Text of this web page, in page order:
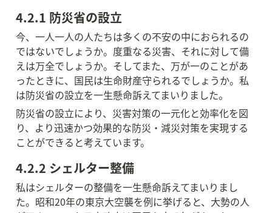
4.2.1 防災省の設立
今、一人一人の人たちは多くの不安の中におられるの
ではないでしょうか。度重なる災害、それに対して備
えは万全でしょうか。そしてまた、万が一のことがあ
ったときに、国民は生命財産守られるでしょうか。私
は防災省の設立を一生懸命訴えてまいりました。
防災省の設立により、災害対策の一元化と効率化を図
り、より迅速かつ効果的な防災・減災対策を実現する
ことができると考えています。
4.2.2 シェルター整備
私はシェルターの整備を一生懸命訴えてまいりまし
た。昭和20年の東京大空襲を例に挙げると、大勢の人